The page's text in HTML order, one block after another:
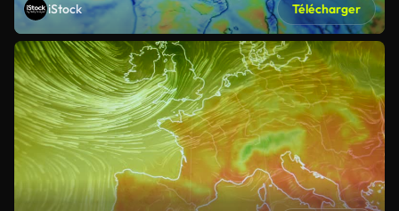
iStock Télécharger